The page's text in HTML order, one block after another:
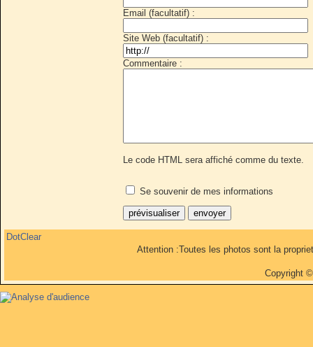
Email (facultatif) :
Site Web (facultatif) :
Commentaire :
Le code HTML sera affiché comme du texte.
Se souvenir de mes informations
DotClear
Attention :Toutes les photos sont la
Copyright